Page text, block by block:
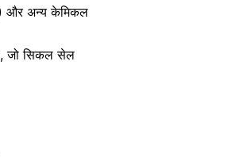
और अन्य केमिकल
जो सिकल सेल